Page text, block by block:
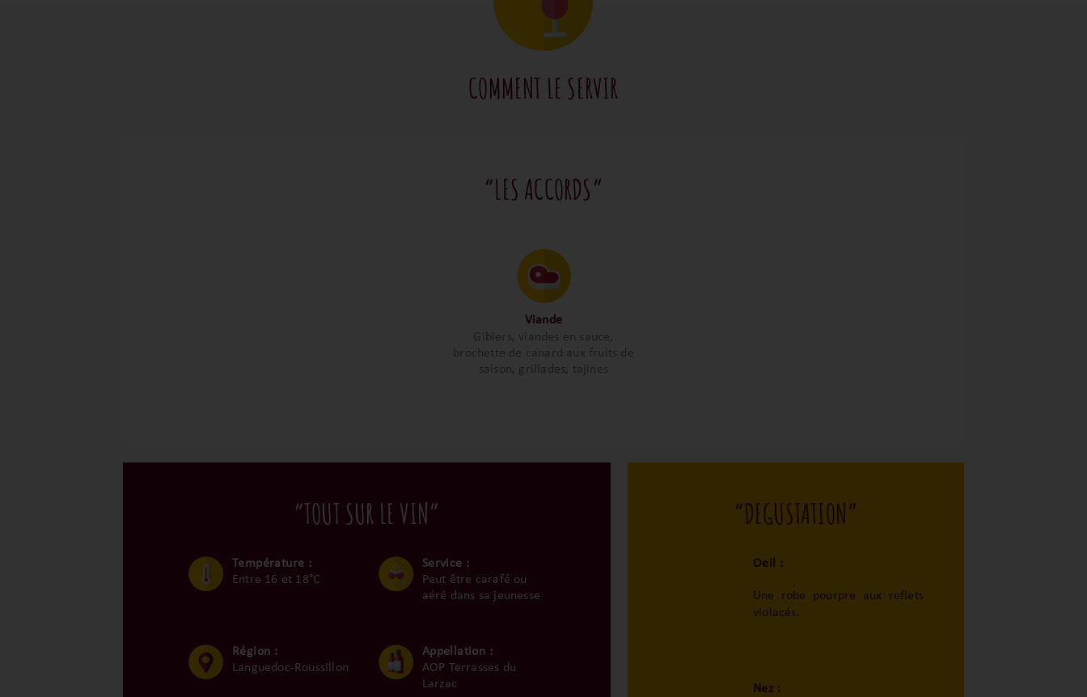
COMMENT LE SERVIR
“LES ACCORDS”
Viande
Gibiers, viandes en sauce,
brochette de canard aux fruits de
saison, grillades, tajines
“TOUT SUR LE VIN”
Température :
Entre 16 et 18°C
Service :
Peut être carafé ou
aéré dans sa jeunesse
Région :
Languedoc-Roussillon
Appellation :
AOP Terrasses du
Larzac
“DEGUSTATION”
Oeil :
Une robe pourpre aux reflets
violacés.
Nez :